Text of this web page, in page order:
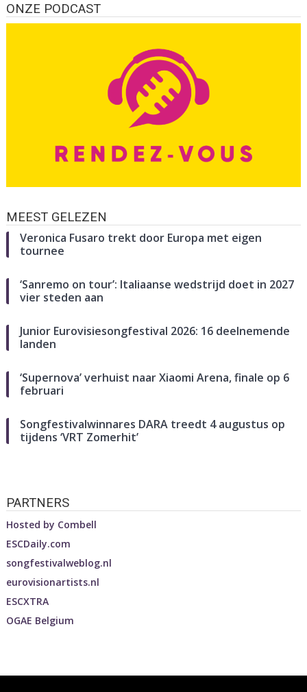
ONZE PODCAST
MEEST GELEZEN
Veronica Fusaro trekt door Europa met eigen
tournee
‘Sanremo on tour’: Italiaanse wedstrijd doet in 2027
vier steden aan
Junior Eurovisiesongfestival 2026: 16 deelnemende
landen
‘Supernova’ verhuist naar Xiaomi Arena, finale op 6
februari
Songfestivalwinnares DARA treedt 4 augustus op
tijdens ‘VRT Zomerhit’
PARTNERS
Hosted by Combell
ESCDaily.com
songfestivalweblog.nl
eurovisionartists.nl
ESCXTRA
OGAE Belgium